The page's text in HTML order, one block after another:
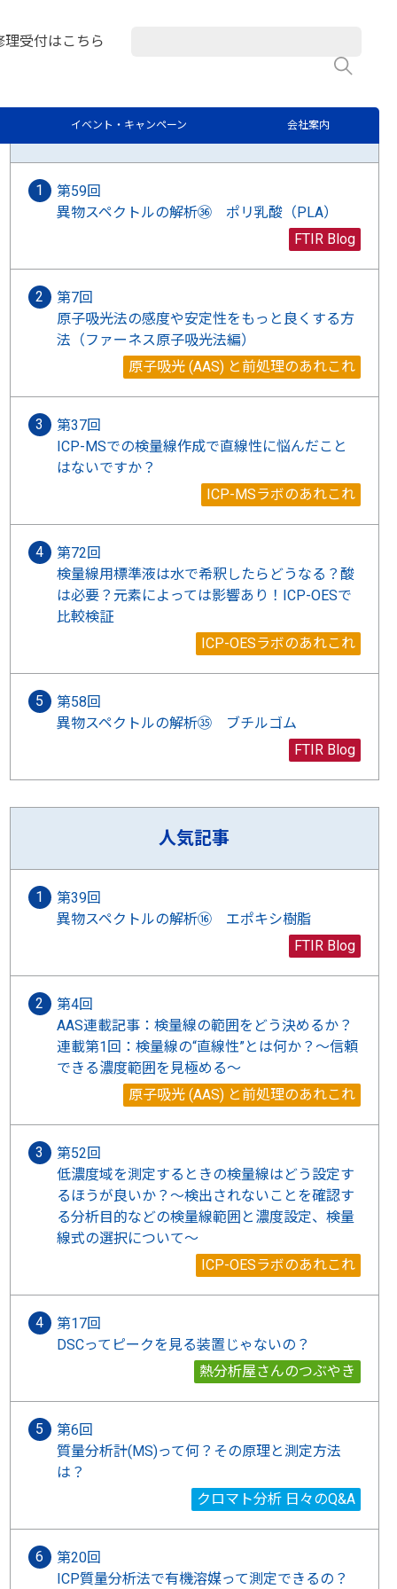
受付はこちら
会社案内
イベント・キャンペーン最新記事
第59回
異物スペクトルの解析㊱ ポリ乳酸（PLA）
FTIR Blog
第7回
原子吸光法の感度や安定性をもっと良くする方
法（ファーネス原子吸光法編）
原子吸光 (AAS) と前処理のあれこれ
第37回
ICP-MSでの検量線作成で直線性に悩んだこと
はないですか？
ICP-MSラボのあれこれ
第72回
検量線用標準液は水で希釈したらどうなる？酸
は必要？元素によっては影響あり！ICP-OESで
比較検証
ICP-OESラボのあれこれ
第58回
異物スペクトルの解析㉟ ブチルゴム
FTIR Blog
人気記事
第39回
異物スペクトルの解析⑯ エポキシ樹脂
FTIR Blog
第4回
AAS連載記事：検量線の範囲をどう決めるか？
連載第1回：検量線の“直線性”とは何か？〜信頼
できる濃度範囲を見極める〜
原子吸光 (AAS) と前処理のあれこれ
第52回
低濃度域を測定するときの検量線はどう設定す
るほうが良いか？～検出されないことを確認す
る分析目的などの検量線範囲と濃度設定、検量
線式の選択について～
ICP-OESラボのあれこれ
第17回
DSCってピークを見る装置じゃないの？
熱分析屋さんのつぶやき
第6回
質量分析計(MS)って何？その原理と測定方法
は？
クロマト分析 日々のQ&A
第20回
ICP質量分析法で有機溶媒って測定できるの？